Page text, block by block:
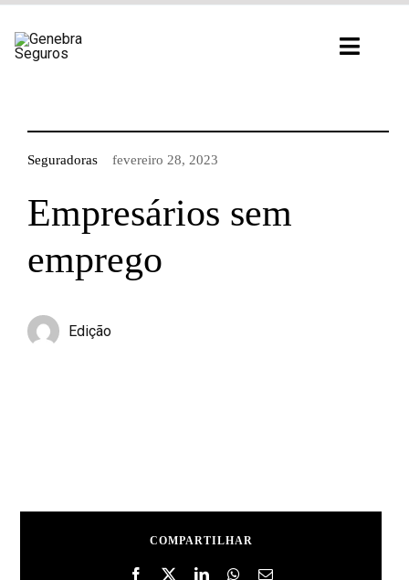
para
Seguradoras fevereiro 28, 2023
Empresários sem
emprego
Edição
COMPARTILHAR